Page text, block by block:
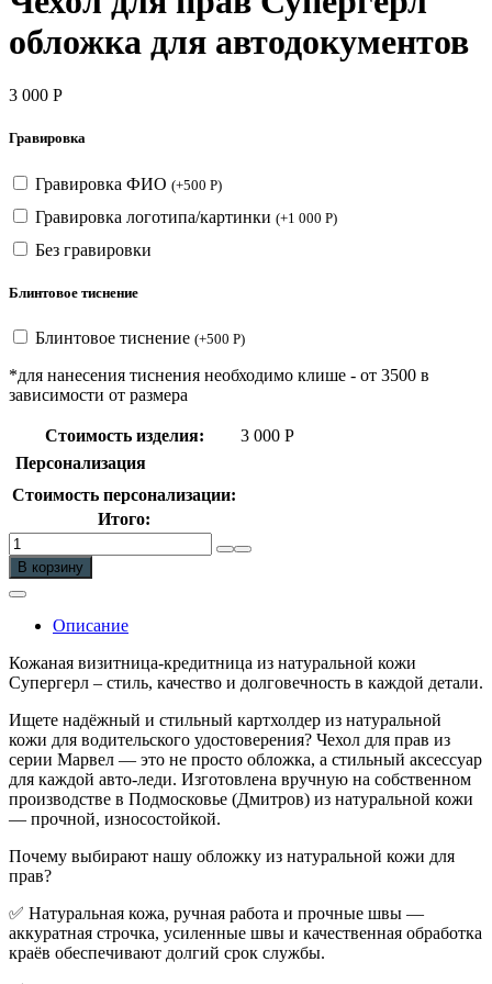
обложка для автодокументов
3 000 Р
Гравировка
Гравировка ФИО (+500 Р)
Гравировка логотипа/картинки (+1 000 Р)
Без гравировки
Блинтовое тиснение
Блинтовое тиснение (+500 Р)
*для нанесения тиснения необходимо клише - от 3500 в
зависимости от размера
Стоимость изделия: 3 000 Р
Персонализация
Стоимость персонализации:
Итого:
Количество
Чехол
для
прав
Супергерл
обложка
для
автодокументов
В корзину
Описание
Кожаная визитница-кредитница из натуральной кожи
Супергерл – стиль, качество и долговечность в каждой детали.
Ищете надёжный и стильный картхолдер из натуральной
кожи для водительского удостоверения? Чехол для прав из
серии Марвел — это не просто обложка, а стильный аксессуар
для каждой авто-леди. Изготовлена вручную на собственном
производстве в Подмосковье (Дмитров) из натуральной кожи
— прочной, износостойкой.
Почему выбирают нашу обложку из натуральной кожи для
прав?
✅ Натуральная кожа, ручная работа и прочные швы —
аккуратная строчка, усиленные швы и качественная обработка
краёв обеспечивают долгий срок службы.